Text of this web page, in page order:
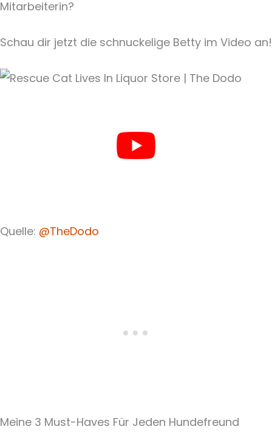
Mitarbeiterin?
Schau dir jetzt die schnuckelige Betty im Video an!
Quelle: @TheDodo
Meine 3 Must-Haves Für Jeden Hundefreund​